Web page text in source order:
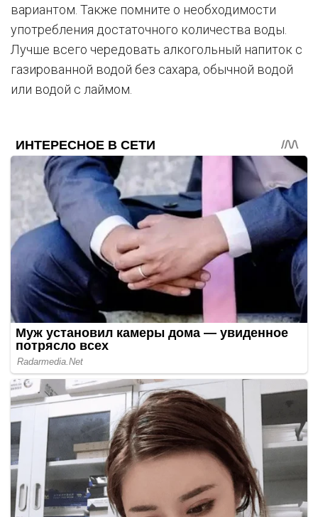
вариантом. Также помните о необходимости
употребления достаточного количества воды.
Лучше всего чередовать алкогольный напиток с
газированной водой без сахара, обычной водой
или водой с лаймом.